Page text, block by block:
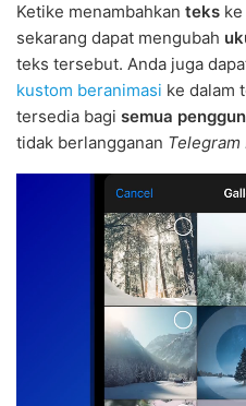
Ketike menambahkan teks
sekarang dapat mengubah
teks tersebut. Anda juga
kustom beranimasi ke dalam
tersedia bagi semua
tidak berlangganan Telegram